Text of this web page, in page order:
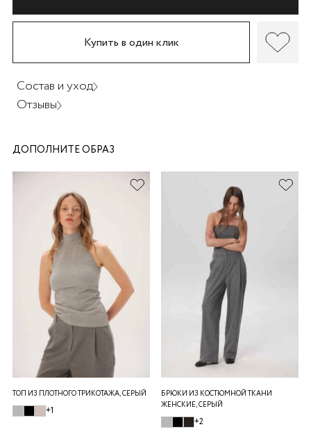
Купить в один клик
Состав и уход
Отзывы
ДОПОЛНИТЕ ОБРАЗ
ТОП ИЗ ПЛОТНОГО ТРИКОТАЖА, СЕРЫЙ
+1
БРЮКИ ИЗ КОСТЮМНОЙ ТКАНИ
ЖЕНСКИЕ, СЕРЫЙ
+2